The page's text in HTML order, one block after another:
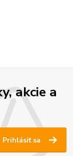
akcie a
Prihlásiť sa